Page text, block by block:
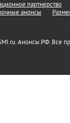
партнерство
анонсы
Анонсы.РФ. Все